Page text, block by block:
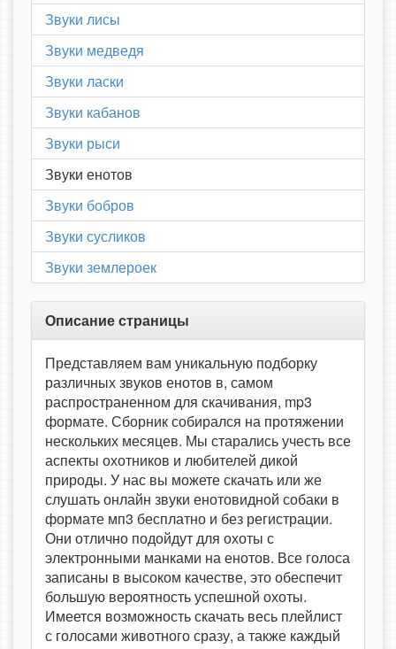
Звуки лисы
Звуки медведя
Звуки ласки
Звуки кабанов
Звуки рыси
Звуки енотов
Звуки бобров
Звуки сусликов
Звуки землероек
Описание страницы
Представляем вам уникальную подборку
различных звуков енотов в, самом
распространенном для скачивания, mp3
формате. Сборник собирался на протяжении
нескольких месяцев. Мы старались учесть все
аспекты охотников и любителей дикой
природы. У нас вы можете скачать или же
слушать онлайн звуки енотовидной собаки в
формате мп3 бесплатно и без регистрации.
Они отлично подойдут для охоты с
электронными манками на енотов. Все голоса
записаны в высоком качестве, это обеспечит
большую вероятность успешной охоты.
Имеется возможность скачать весь плейлист
с голосами животного сразу, а также каждый